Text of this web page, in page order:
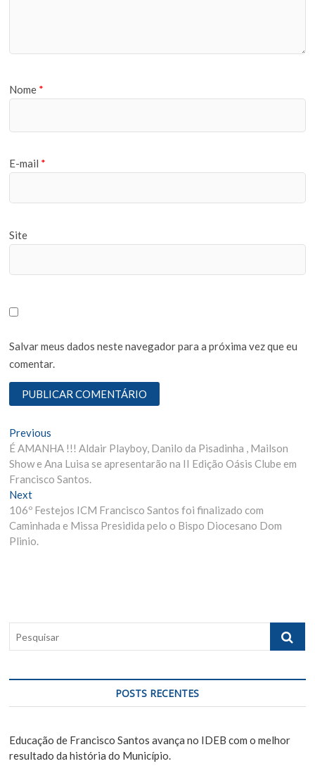
Nome *
E-mail *
Site
Salvar meus dados neste navegador para a próxima vez que eu
comentar.
N
a
v
e
g
a
o
d
P
o
t
Previous
r
e
v
o
u
É AMANHA !!! Aldair Playboy, Danilo da Pisadinha , Mailson
Show e Ana Luisa se apresentarão na II Edição Oásis Clube em
Francisco Santos.
Next
e
x
t
106º Festejos ICM Francisco Santos foi finalizado com
Caminhada e Missa Presidida pelo o Bispo Diocesano Dom
Plinio.
q
i
a
POSTS RECENTES
Educação de Francisco Santos avança no IDEB com o melhor
resultado da história do Município.